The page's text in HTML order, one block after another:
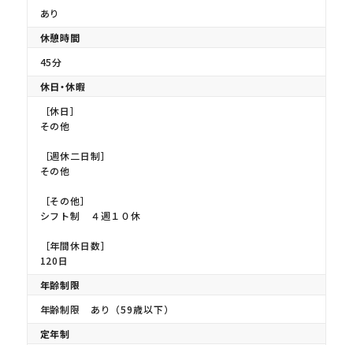
あり
休憩時間
45分
休日・休暇
［休日］
その他
［週休二日制］
その他
［その他］
シフト制 ４週１０休
［年間休日数］
120日
年齢制限
年齢制限 あり（59歳以下）
定年制